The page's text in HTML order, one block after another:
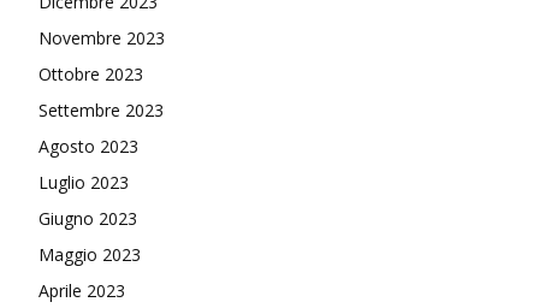
Novembre 2023
Ottobre 2023
Settembre 2023
Agosto 2023
Luglio 2023
Giugno 2023
Maggio 2023
Aprile 2023